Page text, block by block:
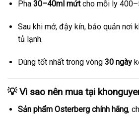
Pha 30–40ml mứtcho mỗi ly
Sau khi mở, đậy kín, bảo quản nơi
tủ lạnh.
Dùng tốt nhất trong vòng 30 ngày
💡 Vì sao nên mua tại
Sản phẩm Osterberg chính hãng,